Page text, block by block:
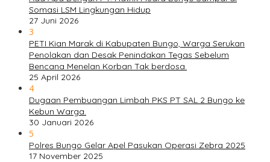
Somasi LSM Lingkungan Hidup
27 Juni 2026
3
PETI Kian Marak di Kabupaten Bungo, Warga Serukan
Penolakan dan Desak Penindakan Tegas Sebelum
Bencana Menelan Korban Tak berdosa.
25 April 2026
4
Dugaan Pembuangan Limbah PKS PT SAL 2 Bungo ke
Kebun Warga.
30 Januari 2026
5
Polres Bungo Gelar Apel Pasukan Operasi Zebra 2025
17 November 2025